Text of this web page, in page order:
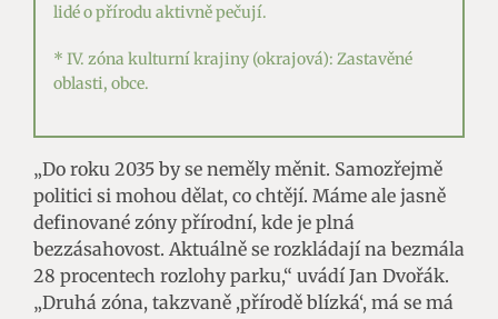
lidé o přírodu aktivně pečují.
* IV. zóna kulturní krajiny (okrajová): Zastavěné
oblasti, obce.
„Do roku 2035 by se neměly měnit. Samozřejmě
politici si mohou dělat, co chtějí. Máme ale jasně
definované zóny přírodní, kde je plná
bezzásahovost. Aktuálně se rozkládají na bezmála
28 procentech rozlohy parku,“ uvádí Jan Dvořák.
„Druhá zóna, takzvaně ,přírodě blízká‘, má se má